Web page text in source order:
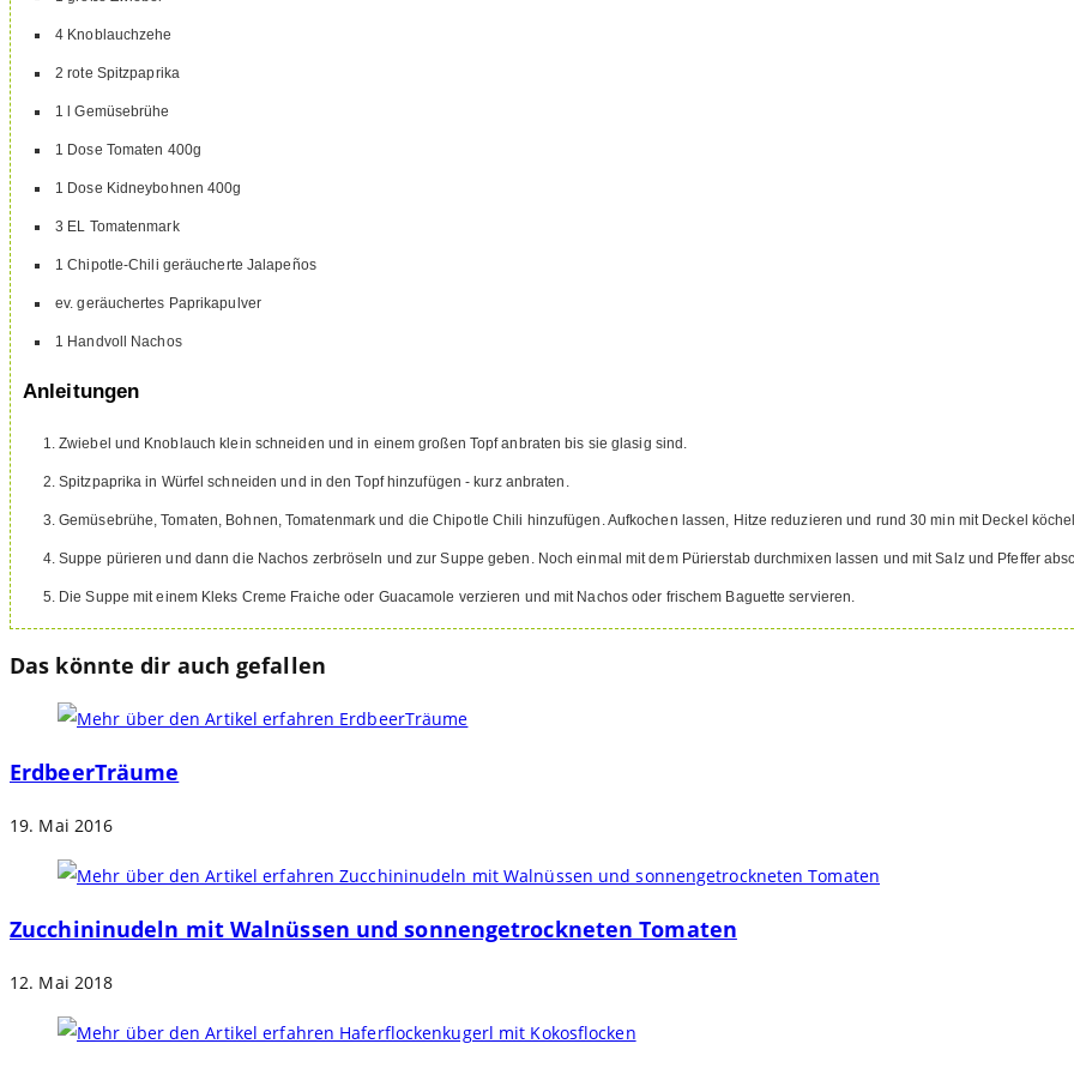
4 Knoblauchzehe
2 rote Spitzpaprika
1 l Gemüsebrühe
1 Dose Tomaten 400g
1 Dose Kidneybohnen 400g
3 EL Tomatenmark
1 Chipotle-Chili geräucherte Jalapeños
ev. geräuchertes Paprikapulver
1 Handvoll Nachos
Anleitungen
Zwiebel und Knoblauch klein schneiden und in einem großen Topf anbraten bis sie glasig sind.
Spitzpaprika in Würfel schneiden und in den Topf hinzufügen - kurz anbraten.
Gemüsebrühe, Tomaten, Bohnen, Tomatenmark und die Chipotle Chili hinzufügen. Aufkochen lassen, Hitze reduzieren und rund 30 min mit Deckel
Suppe pürieren und dann die Nachos zerbröseln und zur Suppe geben. Noch einmal mit dem Pürierstab durchmixen lassen und mit Salz und Pfeffer
Die Suppe mit einem Kleks Creme Fraiche oder Guacamole verzieren und mit Nachos oder frischem Baguette servieren.
Das könnte dir auch gefallen
ErdbeerTräume
19. Mai 2016
Zucchininudeln mit Walnüssen und sonnengetrockneten Tomaten
12. Mai 2018